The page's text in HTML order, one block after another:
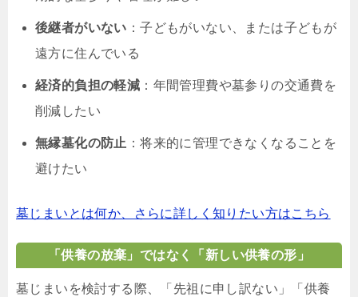
後継者がいない ：子どもがいない、または子どもが
遠方に住んでいる
経済的負担の軽減 ：年間管理費や墓参りの交通費を
削減したい
無縁墓化の防止 ：将来的に管理できなくなることを
避けたい
墓じまいとは何か、さらに詳しく知りたい方はこちら
「供養の放棄」ではなく「新しい供養の形」
墓じまいを検討する際、「先祖に申し訳ない」「供養